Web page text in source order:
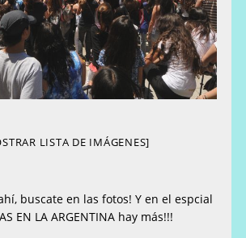
LISTA DE IMÁGENES]
buscate en las fotos! Y en el espcial
EN LA ARGENTINA hay más!!!